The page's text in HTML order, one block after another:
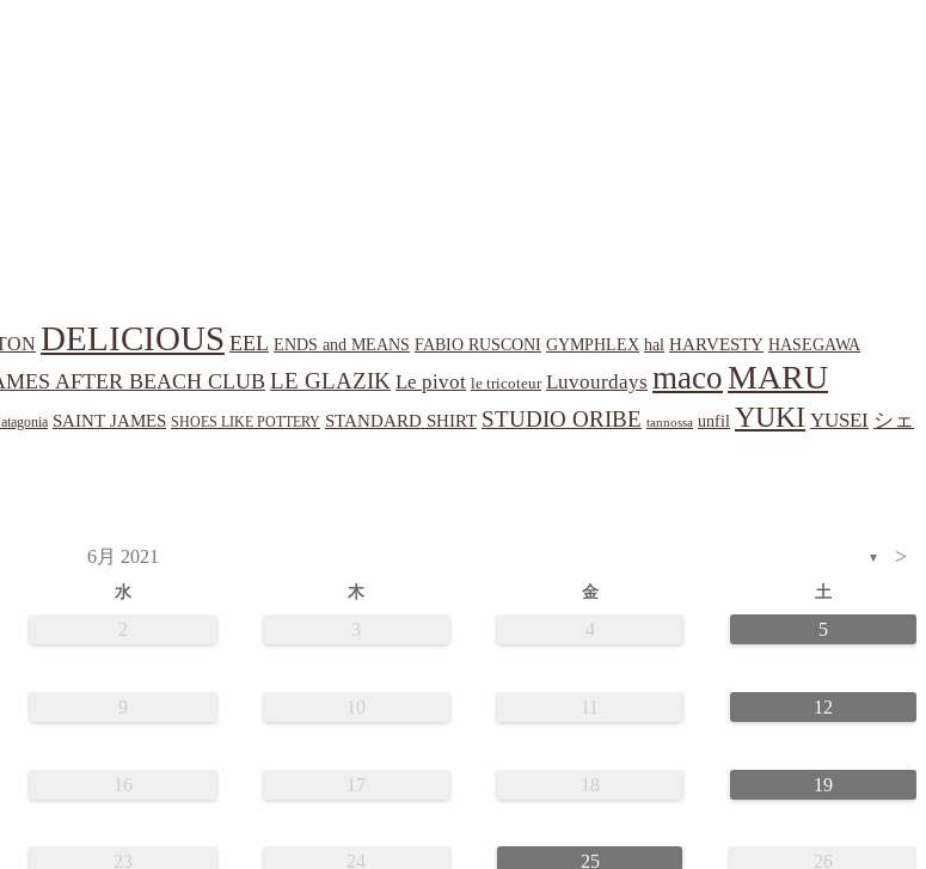
DELICIOUS EEL ENDS and MEANS FABIO RUSCONI GYMPHLEX hal HARVESTY HASEGAWA
AFTER BEACH CLUB LE GLAZIK Le pivot le tricoteur Luvourdays macoMARU
SAINT JAMES SHOES LIKE POTTERY STANDARD SHIRT STUDIO ORIBE tannossa unfil YUKI YUSEI シェ
6月 2021 ▼ >
水 木 金 土
2 3 4 5
9 10 11 12
16 17 18 19
23 24 25 26